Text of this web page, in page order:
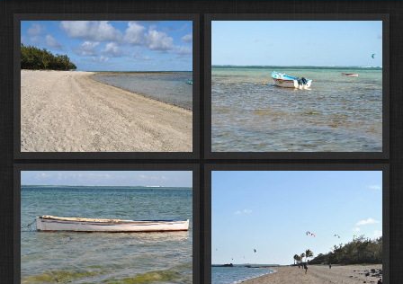
criques désertes et paradisiaques
nichées entre deux rochers imposants.
A Rodrigues, il existe des plages pour
toutes les envies : baignade, farniente,
snorkelling... De Mourouk à Pointe
Cotton en passant par Trou d'Argent et
Graviers, impossible de ne pas tomber
sous le charme.
Un immense lagon propice au
kitesurf et des sites de plongée
extraordinaires.
(https://www.tropicalement-
votre.com/destinations/10-bonnes-
raisons-d-aller-a-